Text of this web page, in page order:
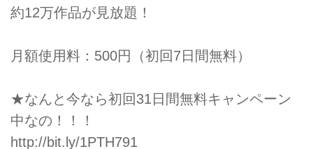
約12万作品が見放題！
月額使用料：500円（初回7日間無料）
★なんと今なら初回31日間無料キャンペーン
中なの！！！
http://bit.ly/1PTH791